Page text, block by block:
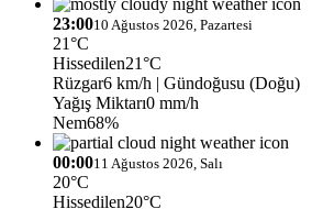
23:0010 Ağustos 2026, Pazartesi
21°C
Hissedilen21°C
Rüzgar6 km/h | Gündoğusu (Doğu)
Yağış Miktarı0 mm/h
Nem68%
00:0011 Ağustos 2026, Salı
20°C
Hissedilen20°C